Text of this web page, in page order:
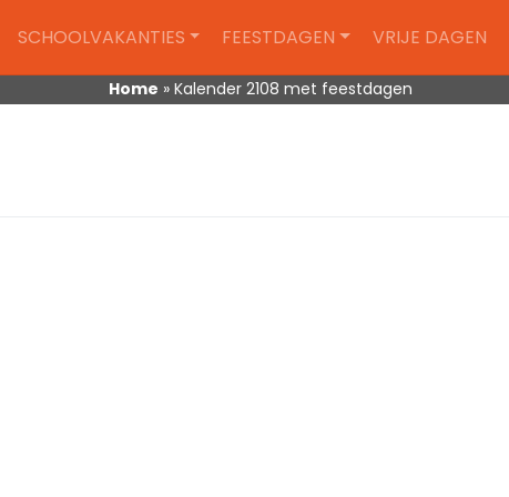
SCHOOLVAKANTIES FEESTDAGEN VRIJE DAGEN
Home » Kalender 2108 met feestdagen